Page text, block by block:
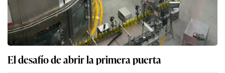
El desafío de abrir la primera puerta